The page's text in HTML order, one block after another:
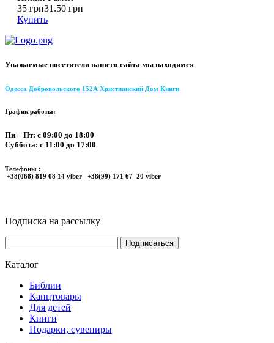
35 грн31.50 грн
Купить
Уважаемые посетители нашего сайта мы находимся
Одесса Добровольского 152А Христианский Дом Книги
График работы:
Пн – Пт: с 09:00 до 18:00
Суббота: с 11:00 до 17:00
Телефоны :
+38(068) 819 08 14 viber +38(99) 171 67 20 viber
Подписка на рассылку
Каталог
Библии
Канцтовары
Для детей
Книги
Подарки, сувениры